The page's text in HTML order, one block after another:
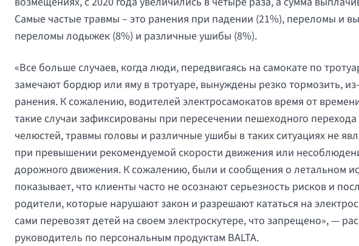
Самые частые травмы – это ранения при падении (21%), переломы и
переломы лодыжек (8%) и различные ушибы (8%).
«Все больше случаев, когда люди, передвигаясь на самокате по
замечают бордюр или яму в тротуаре, вынуждены резко тормозить,
ранения. К сожалению, водителей электросамокатов время от
такие случаи зафиксированы при пересечении пешеходного
челюстей, травмы головы и различные ушибы в таких ситуациях не
при превышении рекомендуемой скорости движения или
дорожного движения. К сожалению, были и сообщения о летальном
показывает, что клиенты часто не осознают серьезность рисков и
родители, которые нарушают закон и разрешают кататься на
сами перевозят детей на своем электроскутере, что запрещено», —
руководитель по персональным продуктам BALTA.